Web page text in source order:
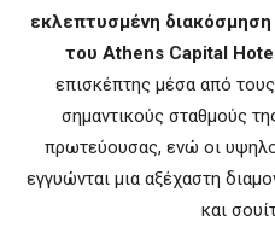
εκλεπτυσμένη διακόσμηση
του Athens Capital
επισκέπτης μέσα από
σημαντικούς σταθμούς
πρωτεύουσας, ενώ οι
εγγυώνται μια αξέχαστη
και